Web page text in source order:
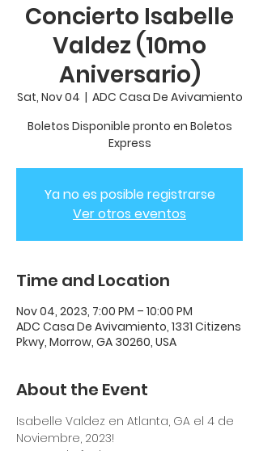
Concierto Isabelle
Valdez (10mo
Aniversario)
Sat, Nov 04
  |
ADC Casa De Avivamiento
Boletos Disponible pronto en Boletos
Express
Ya no es posible registrarse
Ver otros eventos
Time and Location
Nov 04, 2023, 7:00 PM – 10:00 PM
ADC Casa De Avivamiento, 1331 Citizens
Pkwy, Morrow, GA 30260, USA
About the Event
Isabelle Valdez en Atlanta, GA el 4 de
Noviembre, 2023!